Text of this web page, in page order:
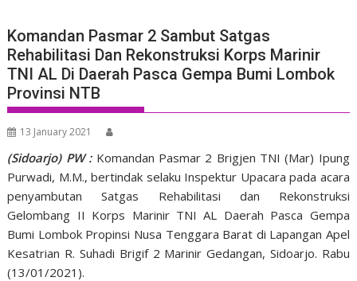
Komandan Pasmar 2 Sambut Satgas
Rehabilitasi Dan Rekonstruksi Korps Marinir
TNI AL Di Daerah Pasca Gempa Bumi Lombok
Provinsi NTB
13 January 2021
(Sidoarjo) PW :Komandan Pasmar 2 Brigjen TNI (Mar) Ipung
Purwadi, M.M., bertindak selaku Inspektur Upacara pada acara
penyambutan Satgas Rehabilitasi dan Rekonstruksi
Gelombang II Korps Marinir TNI AL Daerah Pasca Gempa
Bumi Lombok Propinsi Nusa Tenggara Barat di Lapangan Apel
Kesatrian R. Suhadi Brigif 2 Marinir Gedangan, Sidoarjo. Rabu
(13/01/2021).